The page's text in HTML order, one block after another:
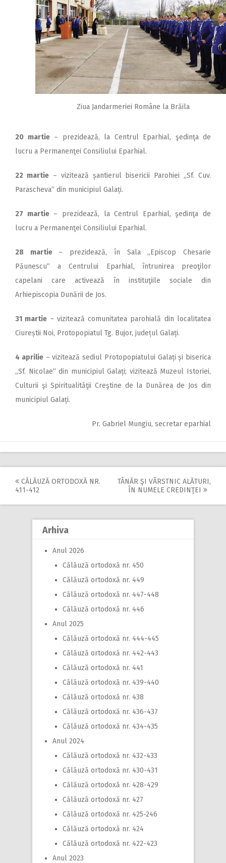
Ziua Jandarmeriei Române la Brăila
20 martie– prezidează, la Centrul Eparhial, şedinţa de
lucru a Permanenţei Consiliului Eparhial.
22 martie– vizitează șantierul bisericii Parohiei „Sf. Cuv.
Parascheva“ din municipiul Galați.
27 martie– prezidează, la Centrul Eparhial, şedinţa de
lucru a Permanenţei Consiliului Eparhial.
28 martie – prezidează, în Sala „Episcop Chesarie
Păunescu“ a Centrului Eparhial, întrunirea preoţilor
capelani care activează în instituţiile sociale din
Arhiepiscopia Dunării de Jos.
31 martie ~ vizitează comunitatea parohială din localitatea
Ciureștii Noi, Protopopiatul Tg. Bujor, județul Galați.
4 aprilie– vizitează sediul Protopopiatului Galați și biserica
„Sf. Nicolae“ din municipiul Galați; vizitează Muzeul Istoriei,
Cul­turii şi Spiritualităţii Creştine de la Dunărea de Jos din
municipiul Galați.
Pr. Gabriel Mungiu, secretar eparhial
Post
navigation
CĂLĂUZĂ ORTODOXĂ NR.
411-412
TÂNĂR ŞI VÂRSTNIC ALĂTURI,
ÎN NUMELE CREDINŢEI
Arhiva
Anul 2026
Călăuză ortodoxă nr. 450
Călăuză ortodoxă nr. 449
Călăuză ortodoxă nr. 447-448
Călăuză ortodoxă nr. 446
Anul 2025
Călăuză ortodoxă nr. 444-445
Călăuză ortodoxă nr. 442-443
Călăuză ortodoxă nr. 441
Călăuză ortodoxă nr. 439-440
Călăuză ortodoxă nr. 438
Călăuză ortodoxă nr. 436-437
Călăuză ortodoxă nr. 434-435
Anul 2024
Călăuză ortodoxă nr. 432-433
Călăuză ortodoxă nr. 430-431
Călăuză ortodoxă nr. 428-429
Călăuză ortodoxă nr. 427
Călăuză ortodoxă nr. 425-246
Călăuză ortodoxă nr. 424
Călăuză ortodoxă nr. 422-423
Anul 2023